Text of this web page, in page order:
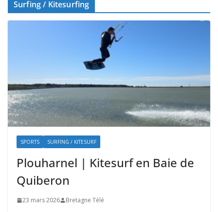
Surfing / Kitesurfing
SPORTS SURFING / KITESURF
Plouharnel | Kitesurf en Baie de
Quiberon
23 mars 2026 Bretagne Télé